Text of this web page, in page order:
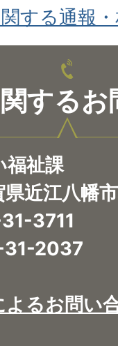
する通報
するお
福祉課
近江八幡
3711
31-2037
るお問い